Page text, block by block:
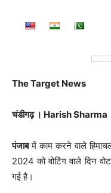
The Target News
चंडीगढ़ । Harish Sharma
पंजाबमें काम करने वाले
2024 को वोटिंग वाले दिन
गई है।